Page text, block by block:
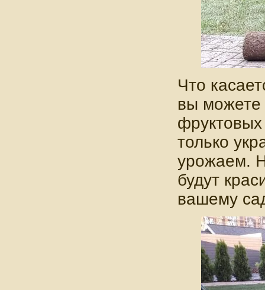
Что
вы можете
фруктовых
только
урожаем.
будут
вашему